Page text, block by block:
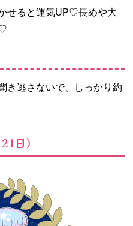
せると運気UP♡長めや大
き逃さないで、しっかり約
日）